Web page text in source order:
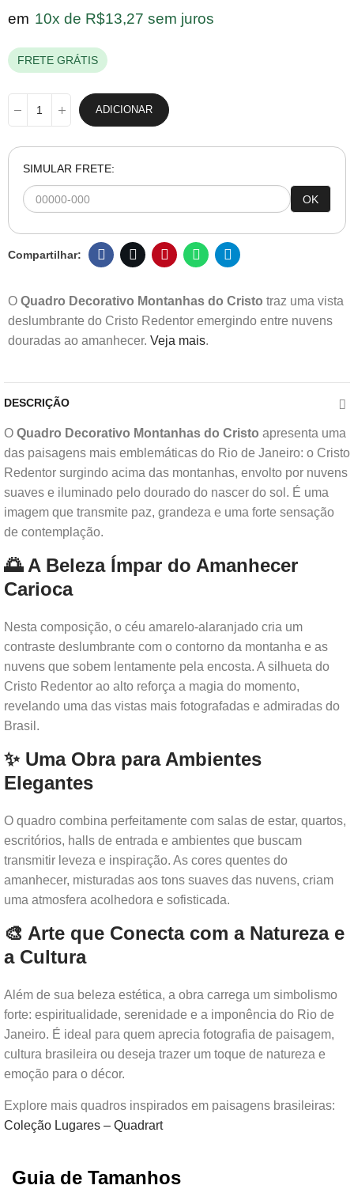
em 10x de R$13,27 sem juros
FRETE GRÁTIS
ADICIONAR
SIMULAR FRETE:
OK
O Quadro Decorativo Montanhas do Cristo traz uma vista
deslumbrante do Cristo Redentor emergindo entre nuvens
douradas ao amanhecer. Veja mais.
DESCRIÇÃO
O Quadro Decorativo Montanhas do Cristo apresenta uma
das paisagens mais emblemáticas do Rio de Janeiro: o Cristo
Redentor surgindo acima das montanhas, envolto por nuvens
suaves e iluminado pelo dourado do nascer do sol. É uma
imagem que transmite paz, grandeza e uma forte sensação
de contemplação.
🌅 A Beleza Ímpar do Amanhecer
Carioca
Nesta composição, o céu amarelo-alaranjado cria um
contraste deslumbrante com o contorno da montanha e as
nuvens que sobem lentamente pela encosta. A silhueta do
Cristo Redentor ao alto reforça a magia do momento,
revelando uma das vistas mais fotografadas e admiradas do
Brasil.
✨ Uma Obra para Ambientes
Elegantes
O quadro combina perfeitamente com salas de estar, quartos,
escritórios, halls de entrada e ambientes que buscam
transmitir leveza e inspiração. As cores quentes do
amanhecer, misturadas aos tons suaves das nuvens, criam
uma atmosfera acolhedora e sofisticada.
🎨 Arte que Conecta com a Natureza e
a Cultura
Além de sua beleza estética, a obra carrega um simbolismo
forte: espiritualidade, serenidade e a imponência do Rio de
Janeiro. É ideal para quem aprecia fotografia de paisagem,
cultura brasileira ou deseja trazer um toque de natureza e
emoção para o décor.
Explore mais quadros inspirados em paisagens brasileiras:
Coleção Lugares – Quadrart
Guia de Tamanhos